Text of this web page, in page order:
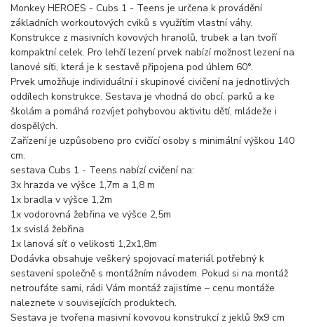
Monkey HEROES - Cubs 1 - Teens je určena k provádění
základních workoutových cviků s využítím vlastní váhy.
Konstrukce z masivních kovových hranolů, trubek a lan tvoří
kompaktní celek. Pro lehčí lezení prvek nabízí možnost lezení na
lanové síťi, která je k sestavě připojena pod úhlem 60°.
Prvek umožňuje individuální i skupinové civičení na jednotlivých
oddílech konstrukce. Sestava je vhodná do obcí, parků a ke
školám a pomáhá rozvíjet pohybovou aktivitu dětí, mládeže i
dospělých.
Zařízení je uzpůsobeno pro cvičící osoby s minimální výškou 140
cm.
sestava Cubs 1 - Teens nabízí cvičení na:
3x hrazda ve výšce 1,7m a 1,8 m
1x bradla v výšce 1,2m
1x vodorovná žebřina ve výšce 2,5m
1x svislá žebřina
1x lanová síť o velikosti 1,2x1,8m
Dodávka obsahuje veškerý spojovací materiál potřebný k
sestavení společně s montážním návodem. Pokud si na montáž
netroufáte sami, rádi Vám montáž zajistíme – cenu montáže
naleznete v souvisejících produktech.
Sestava je tvořena masivní kovovou konstrukcí z jeklů 9x9 cm